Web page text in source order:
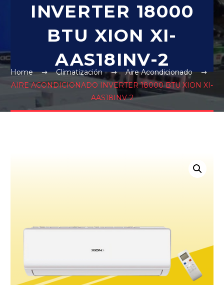
INVERTER 18000
BTU XION XI-
AAS18INV-2
Home Climatización
Aire Acondicionado
AIRE ACONDICIONADO INVERTER 18000 BTU XION XI-
AAS18INV-2